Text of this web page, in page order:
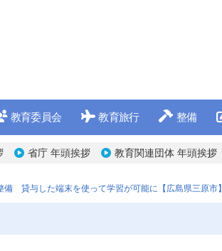
教育委員会 教育旅行 整備
省庁 年頭挨拶 教育関連団体 年頭挨拶
貸与した端末を使って学習が可能に【広島県三原市】